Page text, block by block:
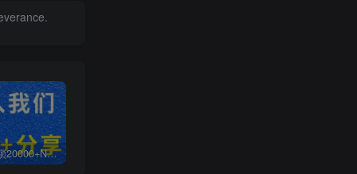
白菜价解锁20000+N个赚钱机会，加入无畏轻创会员，全站资源免费学习。